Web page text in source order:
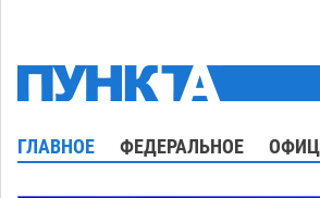
ГЛАВНОЕ ФЕДЕРАЛЬНОЕ